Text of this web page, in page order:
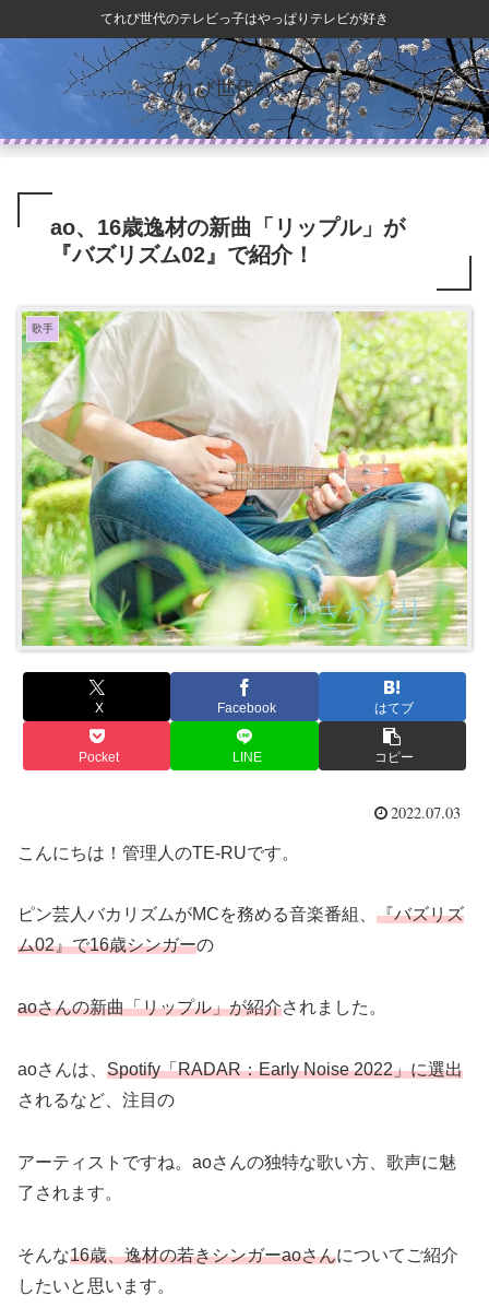
てれび世代のテレビっ子はやっぱりテレビが好き
てれび世代のぶろぐ
ao、16歳逸材の新曲「リップル」が
『バズリズム02』で紹介！
歌手
X Facebook はてブ
Pocket LINE コピー
2022.07.03
こんにちは！管理人のTE-RUです。
ピン芸人バカリズムがMCを務める音楽番組、 『バズリズ
ム02』で16歳シンガーの
aoさんの新曲「リップル」が紹介されました。
aoさんは、 Spotify「RADAR：Early Noise 2022」に選出
されるなど、注目の
アーティストですね。aoさんの独特な歌い方、歌声に魅
了されます。
そんな16歳、逸材の若きシンガーaoさんについてご紹介
したいと思います。